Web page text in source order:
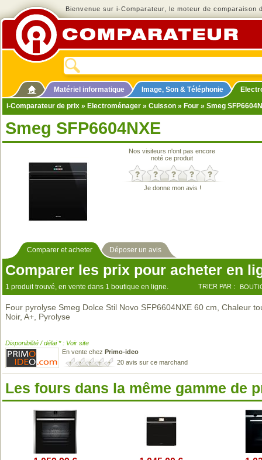
Bienvenue sur i-Comparateur, le moteur de comparaison
Matériel informatique Image, Son & Téléphonie
i-Comparateur de prix » Electroménager » Cuisson » Four » Smeg
Smeg SFP6604NXE
Nos visiteurs n'ont pas encore
noté ce produit
Je donne mon avis !
Comparer et acheter Déposer un avis
Comparer les prix pour acheter en
1 produit trouvé, en vente dans 1 boutique en ligne. TRIER PAR :
Four pyrolyse Smeg Dolce Stil Novo SFP6604NXE 60 cm, Chaleur
Noir, A+, Pyrolyse
Disponibilité / délai * : Voir site
En vente chez Primo-ideo
20 avis sur ce marchand
Les fours dans la même gamme de